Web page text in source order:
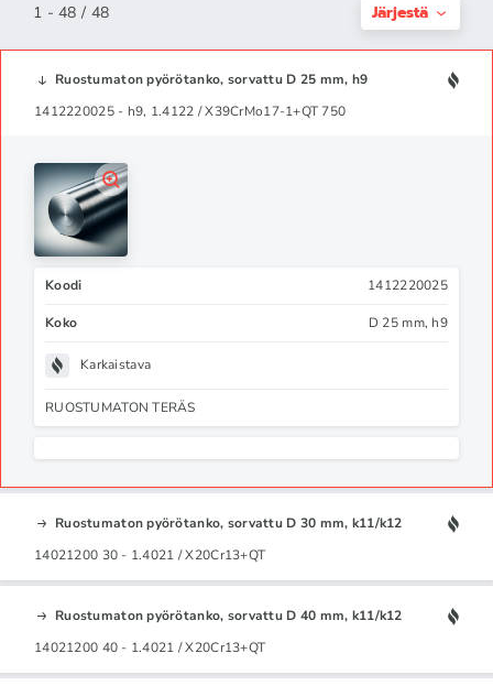
1 - 48 / 48 Järjestä
Ruostumaton pyörötanko, sorvattu D 25 mm, h9
1412220025 - h9, 1.4122 / X39CrMo17-1+QT 750
Koodi 1412220025
Koko D 25 mm, h9
Karkaistava
RUOSTUMATON TERÄS
Ruostumaton pyörötanko, sorvattu D 30 mm, k11/k12
14021200 30 - 1.4021 / X20Cr13+QT
Ruostumaton pyörötanko, sorvattu D 40 mm, k11/k12
14021200 40 - 1.4021 / X20Cr13+QT